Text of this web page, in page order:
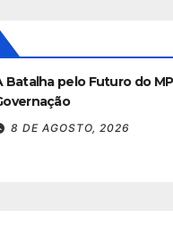
Batalha pelo Futuro do
8 DE AGOSTO, 2026